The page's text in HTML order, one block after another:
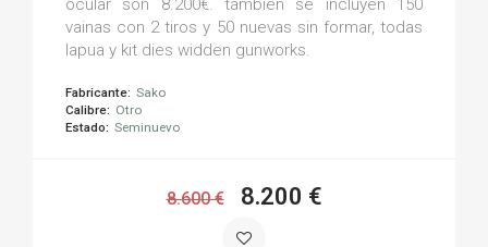
ocular son 8.200€. también se incluyen 150
vainas con 2 tiros y 50 nuevas sin formar, todas
lapua y kit dies widden gunworks.
Fabricante: Sako
Calibre: Otro
Estado: Seminuevo
8.600 € 8.200 €